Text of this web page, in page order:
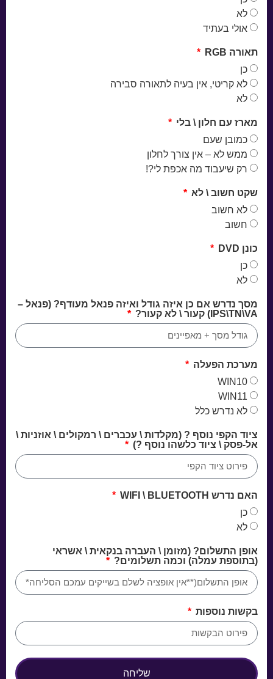
לא
אולי בעתיד
תאורה RGB
כן
לא קריטי, אין בעיה לתאורה סבירה
לא
מארז עם חלון \ בלי
כמובן שעם
ממש לא – אין צורך לחלון
רק שיעבוד מה אכפת לי?!
שקט חשוב \ לא
לא חשוב
חשוב
כונן DVD
כן
לא
מסך נדרש אם כן איזה גודל ואיזה פנאל מעודף? (פנאל –
IPS\TN\VA) קעור \ לא קעור?
מערכת הפעלה
WIN10
WIN11
לא נדרש כלל
ציוד הקפי נוסף ? (מקלדות \ עכברים \ רמקולים \ אוזניות \
אל-פסק \ ציוד כלשהו נוסף ?)
האם נדרש WIFI \ BLUETOOTH
כן
לא
אופן התשלום? (מזומן \ העברה בנקאית \ אשראי
(בתוספת עמלה) וכמה תשלומים?
בקשות נוספות
שליחה